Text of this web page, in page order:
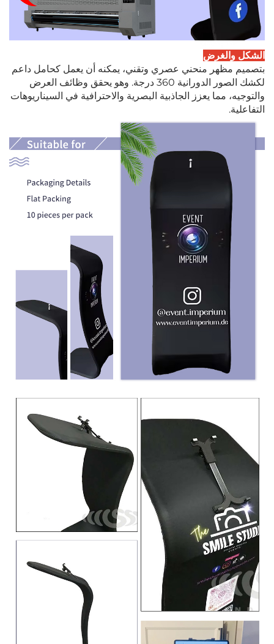
الشكل والغرض
بتصميم مظهر منحني عصري وتقني، يمكنه أن يعمل كحامل داعم
لكشك الصور الدورانية 360 درجة. وهو يحقق وظائف العرض
والتوجيه، مما يعزز الجاذبية البصرية والاحترافية في السيناريوهات
التفاعلية.